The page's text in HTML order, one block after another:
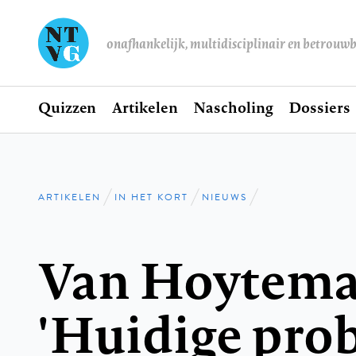
onafhankelijk, multidisciplinair en
Hoofdnavigatie
Home
Quizzen Artikelen Nascholing Dossiers
Kruimelpad
ARTIKELEN IN HET KORT NIEUWS
Van
'Huidige